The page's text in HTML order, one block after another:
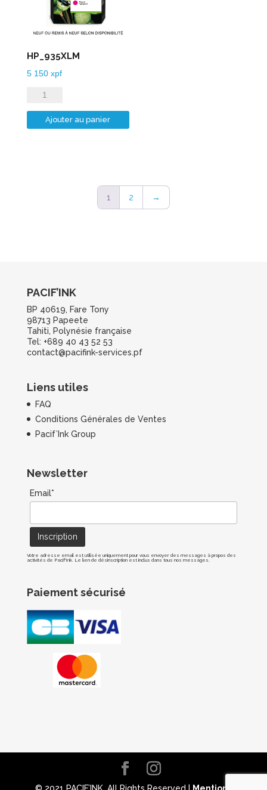
HP_935XLM
5 150 xpf
quantité
de
HP_935XLM
Ajouter au panier
1 2 →
PACIF’INK
BP 40619, Fare Tony
98713 Papeete
Tahiti, Polynésie française
Tel: +689 40 43 52 53
contact@pacifink-services.pf
Liens utiles
FAQ
Conditions Générales de Ventes
Pacif’Ink Group
Newsletter
Email*
Votre adresse email est utilisée uniquement pour vous envoyer des messages à propos des
activités de Pacif'Ink. Le lien de désinscription est inclus dans tous nos messages.
Paiement sécurisé